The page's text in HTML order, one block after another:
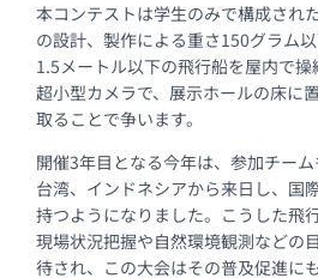
本コンテストは学生のみで構成され
の設計、製作による重さ150グラム
1.5メートル以下の飛行船を屋内で
超小型カメラで、展示ホールの床に
取ることで争います。
開催3年目となる今年は、参加チーム
台湾、インドネシアから来日し、国
持つようになりました。こうした飛
現場状況把握や自然環境観測などの
待され、この大会はその普及促進に